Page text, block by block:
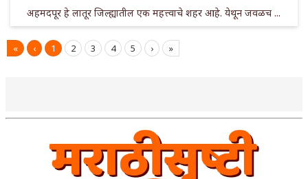
अहमदपूर हे लातूर जिल्ह्यातील एक महत्त्वाचे शहर आहे. येथून जवळच ...
« ‹ 1 2 3 4 5 › »